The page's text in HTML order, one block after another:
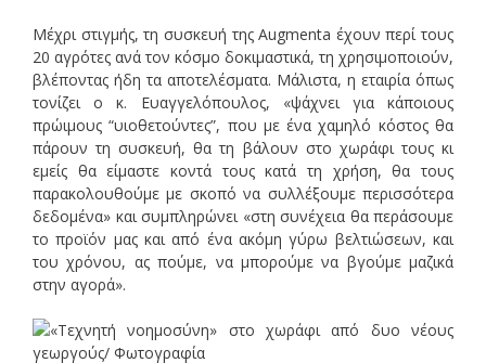
Μέχρι στιγμής, τη συσκευή της Augmenta έχουν περί τους
20 αγρότες ανά τον κόσμο δοκιμαστικά, τη χρησιμοποιούν,
βλέποντας ήδη τα αποτελέσματα. Μάλιστα, η εταιρία όπως
τονίζει ο κ. Ευαγγελόπουλος, «ψάχνει για κάποιους
πρώιμους “υιοθετούντες”, που με ένα χαμηλό κόστος θα
πάρουν τη συσκευή, θα τη βάλουν στο χωράφι τους κι
εμείς θα είμαστε κοντά τους κατά τη χρήση, θα τους
παρακολουθούμε με σκοπό να συλλέξουμε περισσότερα
δεδομένα» και συμπληρώνει «στη συνέχεια θα περάσουμε
το προϊόν μας και από ένα ακόμη γύρω βελτιώσεων, και
του χρόνου, ας πούμε, να μπορούμε να βγούμε μαζικά
στην αγορά».